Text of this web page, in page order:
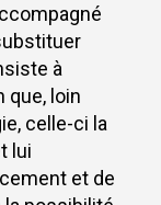
à
que, loin
celle-ci la
lui
et de